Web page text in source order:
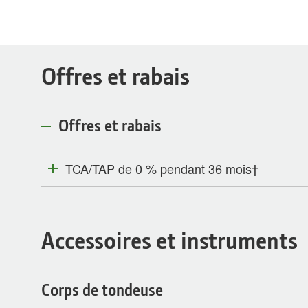
Offres et rabais
Offres et rabais
TCA/TAP de 0 % pendant 36 mois†
Accessoires et instruments
Corps de tondeuse